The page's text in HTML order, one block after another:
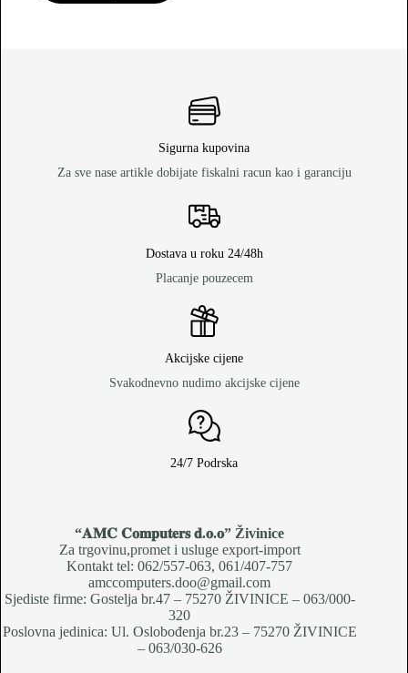
Sigurna kupovina
Za sve nase artikle dobijate fiskalni racun kao i garanciju
Dostava u roku 24/48h
Placanje pouzecem
Akcijske cijene
Svakodnevno nudimo akcijske cijene
24/7 Podrska
“𝐀𝐌𝐂 𝐂𝐨𝐦𝐩𝐮𝐭𝐞𝐫𝐬 𝐝.𝐨.𝐨” Živinice
Za trgovinu,promet i usluge export-import
Kontakt tel: 062/557-063, 061/407-757
amccomputers.doo@gmail.com
Sjediste firme: Gostelja br.47 – 75270 ŽIVINICE – 063/000-
320
Poslovna jedinica: Ul. Oslobođenja br.23 – 75270 ŽIVINICE
– 063/030-626